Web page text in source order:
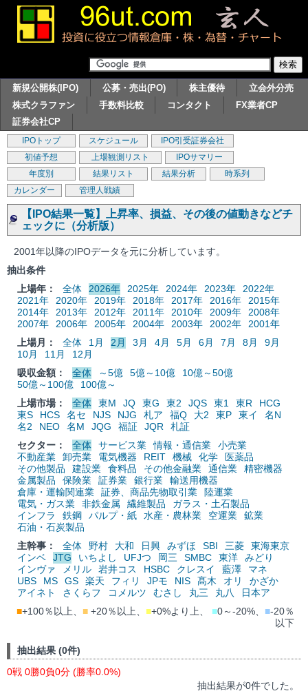
新規公開株(IPO) 公募・売出(PO) 株主優待
立会外分売
株式クラファン
手数料比較 コンタクト
FX業者CP
証券会社CP
IPOトップ スケジュール
IPO引受証券会社
初値予想
上場観測リスト
IPOサマリー
年度別
結果リスト 結果分析
時系列
カレンダー
管理人戦績
【IPO結果一覧】上昇率、損益、その後の値動きなどチ
ェックに（分析版）
2001年以降のIPOデータを元に分析しています。
抽出条件
上場年：
全体 2026年 2025年 2024年 2023年
2022年
2021年
2020年 2019年 2018年 2017年 2016年
2015年
2014年
2013年 2012年 2011年 2010年 2009年
2008年
2007年
2006年 2005年 2004年 2003年 2002年
2001年
上場月：
全体 1月 2月 3月 4月 5月 6月 7月 8月
9月
10月
11月
12月
吸収金額：
全体 ～5億 5億～10億
10億～50億
50億～100億
100億～
上場市場：
全体 東M JQ 東G 東2 JQS 東1 東R
HCG
東S
HCS 名セ NJS NJG 札ア 福Q 大2 東P 東イ
名N
名2
NEO 名M JQG 福証 JQR
札証
セクター：
全体 サービス業 情報・通信業
小売業
不動産業
卸売業 電気機器 REIT 機械 化学
医薬品
その他製品
建設業 食料品 その他金融業 通信業
精密機器
金属製品
保険業 証券業 銀行業
輸送用機器
倉庫・運輸関連業
証券、商品先物取引業
陸運業
電気・ガス業
非鉄金属 繊維製品
ガラス・土石製品
インフラ
鉄鋼 パルプ・紙 水産・農林業 空運業
鉱業
石油・石炭製品
主幹事：
全体 野村 大和 日興 みずほ SBI 三菱
東海東京
インベ
JTG いちよし UFJつ 岡三 SMBC 東洋
みどり
インヴァ
メリル 岩井コス HSBC クレスイ 藍澤
マネ
UBS
MS GS 楽天 フィリ JPモ NIS 髙木 オリ
かざか
アイネト
さくらフ コメルツ むさし 丸三 丸八
日本ア
■+100％以上、 ■ +20％以上、 ■+0%より上、 ■0～-20%、 ■-20％
以下
抽出結果 (0件)
0戦 0勝0負0分 (勝率0.0%)
抽出結果が0件でした。